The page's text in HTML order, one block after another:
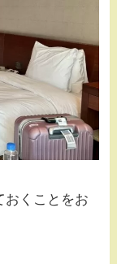
おくことをお